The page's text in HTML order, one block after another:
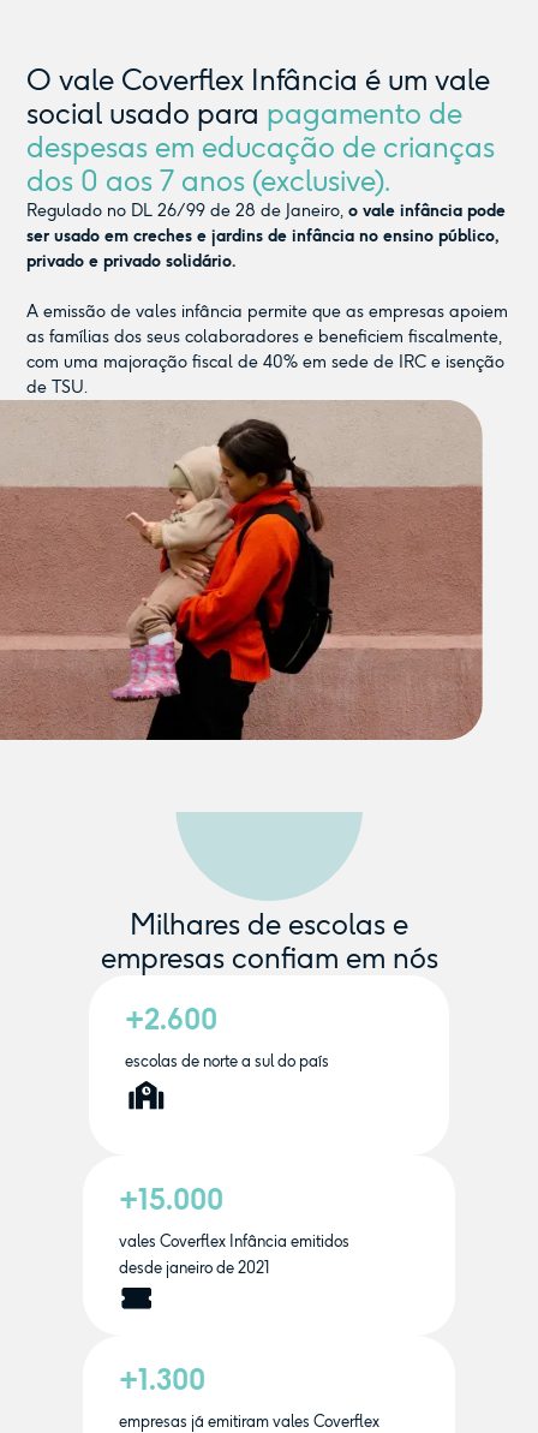
O vale Coverflex Infância é um vale
social usado para pagamento de
despesas em educação de crianças
dos 0 aos 7 anos (exclusive).
Regulado no DL 26/99 de 28 de Janeiro,o vale infância pode
ser usado em creches e jardins de infância no ensino público,
privado e privado solidário.
A emissão de vales infância permite que as empresas apoiem
as famílias dos seus colaboradores e beneficiem fiscalmente,
com uma majoração fiscal de 40% em sede de IRC e isenção
de TSU.
Milhares de escolas e
empresas confiam em nós
+2.600
escolas de norte a sul do país
+15.000
vales Coverflex Infância emitidos
desde janeiro de 2021
+1.300
empresas já emitiram vales Coverflex